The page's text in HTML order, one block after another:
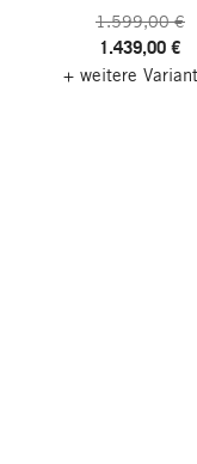
1.599,00 €
1.439,00 €
+ weitere